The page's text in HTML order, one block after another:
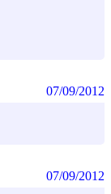
07/09/2012
07/09/2012